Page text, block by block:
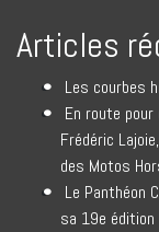
Articles
Les courbes
En route
Frédéric
des Motos
Le Panthéon
sa 19e édition